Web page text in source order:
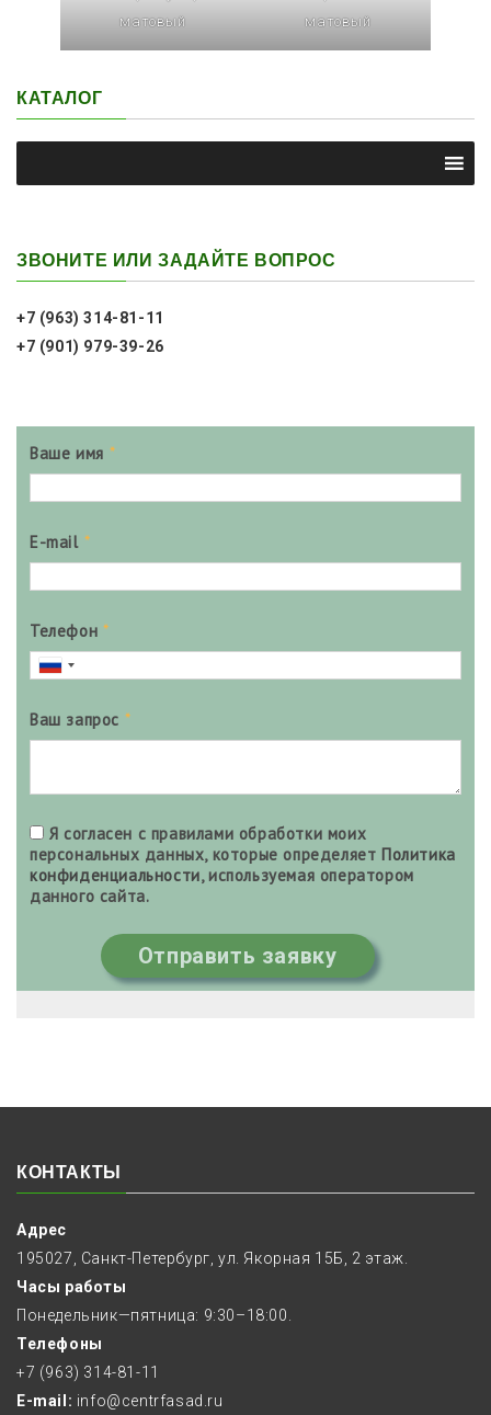
матовый
матовый
КАТАЛОГ
ЗВОНИТЕ ИЛИ ЗАДАЙТЕ ВОПРОС
+7 (963) 314-81-11
+7 (901) 979-39-26
Ваше имя *
E-mail *
Телефон *
Ваш запрос *
Я согласен с правилами обработки моих
персональных данных, которые определяет Политика
конфиденциальности, используемая оператором
данного сайта.
Отправить заявку
КОНТАКТЫ
Адрес
195027, Санкт-Петербург, ул. Якорная 15Б, 2 этаж.
Часы работы
Понедельник—пятница: 9:30–18:00.
Телефоны
+7 (963) 314-81-11
E-mail: info@centrfasad.ru